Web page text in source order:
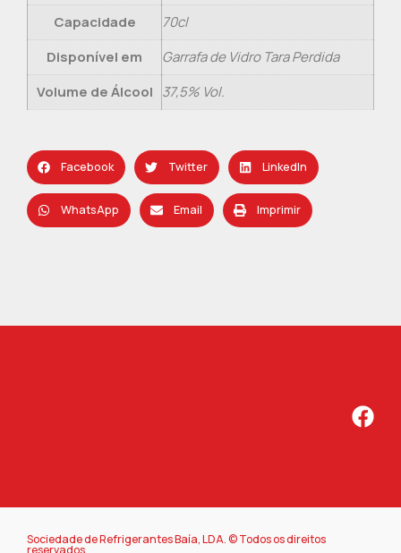
Capacidade
70cl
Disponível em
Garrafa de Vidro Tara Perdida
Volume de Álcool 37,5% Vol.
Facebook Twitter LinkedIn
WhatsApp Email Imprimir
Sociedade de Refrigerantes Baía, LDA. © Todos os direitos